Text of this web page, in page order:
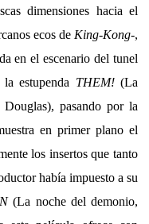
dimensiones hacia el
ecos de King-Kong-,
en el escenario del tunel
estupenda THEM!(La
pasando por la
en primer plano el
los insertos que tanto
había impuesto a su
(La noche del demonio,